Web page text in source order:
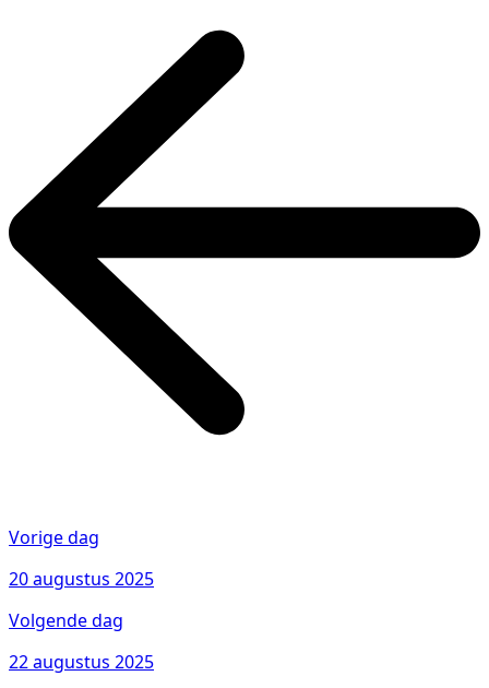
Vorige dag
20 augustus 2025
Volgende dag
22 augustus 2025